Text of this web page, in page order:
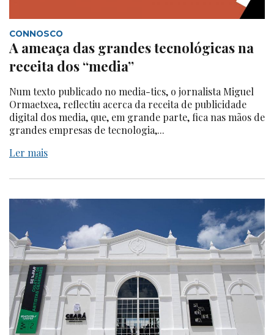
CONNOSCO
A ameaça das grandes tecnológicas na
receita dos “media”
Num texto publicado no media-tics, o jornalista Miguel
Ormaetxea, reflectiu acerca da receita de publicidade
digital dos media, que, em grande parte, fica nas mãos de
grandes empresas de tecnologia,...
Ler mais